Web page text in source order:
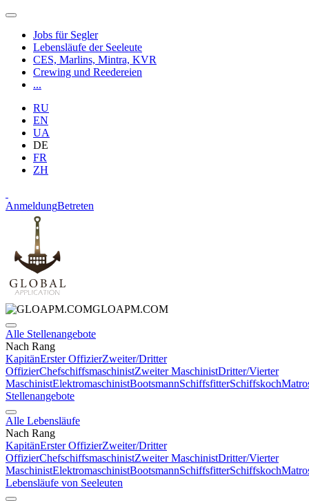
Jobs für Segler
Lebensläufe der Seeleute
CES, Marlins, Mintra, KVR
Crewing und Reedereien
...
RU
EN
UA
DE
FR
ZH
AnmeldungBetreten
GLOAPM.COM
Alle Stellenangebote
Nach Rang
KapitänErster OffizierZweiter/Dritter
OffizierChefschiffsmaschinistZweiter MaschinistDritter/Vierter
MaschinistElektromaschinistBootsmannSchiffsfitterSchiffskoch
Stellenangebote
Alle Lebensläufe
Nach Rang
KapitänErster OffizierZweiter/Dritter
OffizierChefschiffsmaschinistZweiter MaschinistDritter/Vierter
MaschinistElektromaschinistBootsmannSchiffsfitterSchiffskoch
Lebensläufe von Seeleuten